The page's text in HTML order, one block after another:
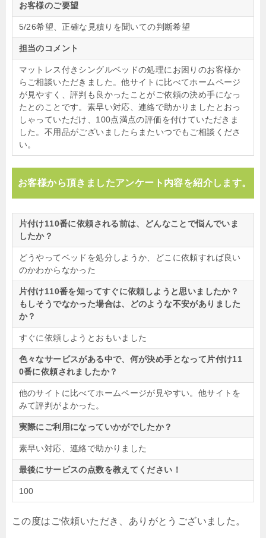
お客様のご要望
5/26希望、正確な見積りを聞いての判断希望
担当のコメント
マットレス付きシングルベッドの処理にお困りのお客様か
らご相談いただきました。他サイトに比べてホームページ
が見やすく、評判も良かったことがご依頼の決め手になっ
たとのことです。素早い対応、連絡で助かりましたとおっ
しゃっていただけ、100点満点の評価を付けていただきま
した。不用品がございましたらまたいつでもご相談くださ
い。
お客様から頂きましたアンケート内容を紹介します。
片付け110番に依頼される前は、どんなことで悩んでいま
したか？
どうやってベッドを処分しようか、どこに依頼すれば良い
のかわからなかった
片付け110番を知ってすぐに依頼しようと思いましたか？
もしそうでなかった場合は、どのような不安がありました
か？
すぐに依頼しようとおもいました
色々なサービスがある中で、何が決め手となって片付け11
0番に依頼されましたか？
他のサイトに比べてホームページが見やすい。他サイトを
みて評判がよかった。
実際にご利用になっていかがでしたか？
素早い対応、連絡で助かりました
最後にサービスの点数を教えてください！
100
この度はご依頼いただき、ありがとうございました。